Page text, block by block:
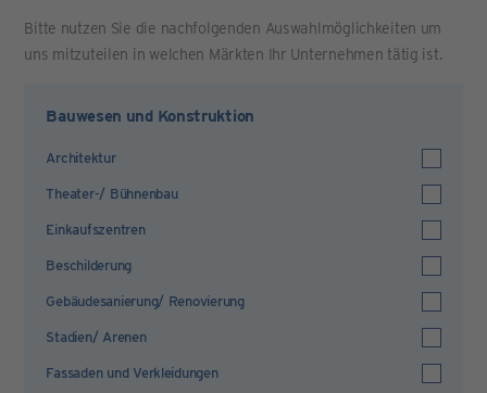
Bitte nutzen Sie die nachfolgenden Auswahlmöglichkeiten um
uns mitzuteilen in welchen Märkten Ihr Unternehmen tätig ist.
Bauwesen und Konstruktion
Architektur
Theater-/ Bühnenbau
Einkaufszentren
Beschilderung
Gebäudesanierung/ Renovierung
Stadien/ Arenen
Fassaden und Verkleidungen